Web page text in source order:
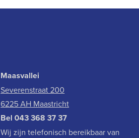
Maasvallei
Severenstraat 200
6225 AH Maastricht
Bel 043 368 37 37
Wij zijn telefonisch bereikbaar van